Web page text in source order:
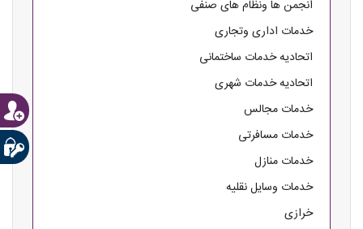
انجمن ها ونظام های صنفی
خدمات اداری وتجاری
اتحادیه خدمات ساختمانی
اتحادیه خدمات شهری
خدمات مجالس
خدمات مسافرتی
خدمات منازل
خدمات وسایل نقلیه
خرازی